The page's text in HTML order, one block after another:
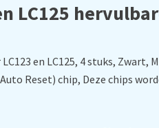
LC125
en LC125, 4 stuks, Zwart,
Reset) chip, Deze chips